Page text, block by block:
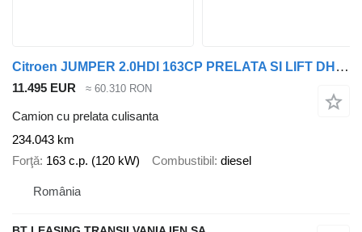
Citroen JUMPER 2.0HDI 163CP PRELATA SI LIFT DHOLLANDIA
11.495 EUR ≈ 60.310 RON
Camion cu prelata culisanta
234.043 km
Forţă 163 c.p. (120 kW) Combustibil diesel
România